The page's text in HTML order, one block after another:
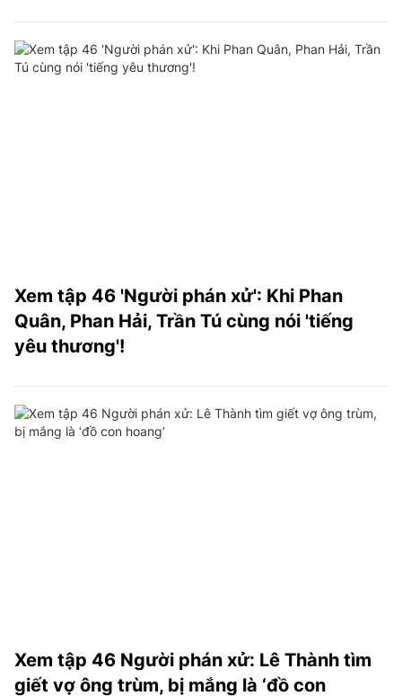
Xem tập 46 'Người phán xử': Khi Phan
Quân, Phan Hải, Trần Tú cùng nói 'tiếng
yêu thương'!
Xem tập 46 Người phán xử: Lê Thành tìm
giết vợ ông trùm, bị mắng là ‘đồ con